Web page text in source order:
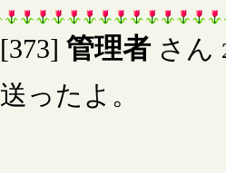
[373] 管理者 さん
送ったよ。